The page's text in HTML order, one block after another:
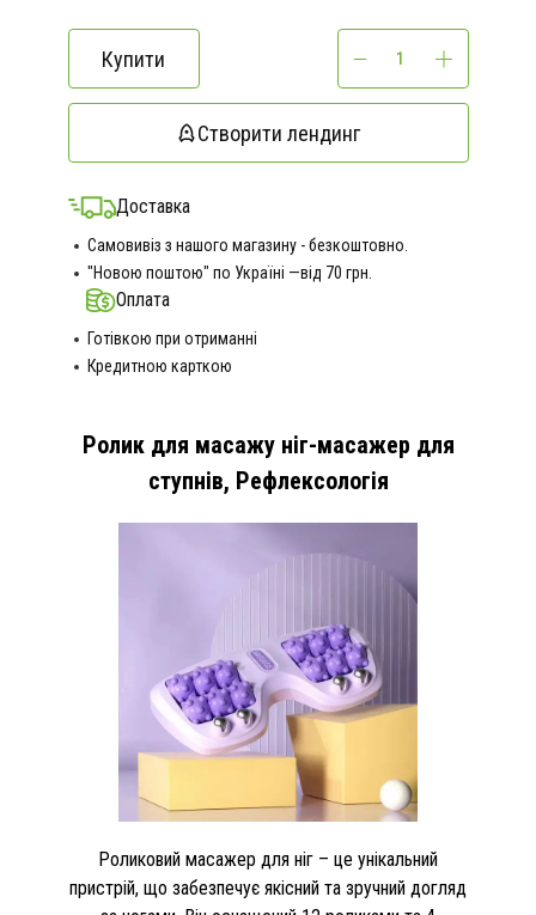
Купити
Створити лендинг
Доставка
Самовивіз з нашого магазину - безкоштовно.
"Новою поштою" по Україні —від 70 грн.
Оплата
Готівкою при отриманні
Кредитною карткою
Ролик для масажу ніг-масажер для
ступнів, Рефлексологія
Роликовий масажер для ніг – це унікальний
пристрій, що забезпечує якісний та зручний догляд